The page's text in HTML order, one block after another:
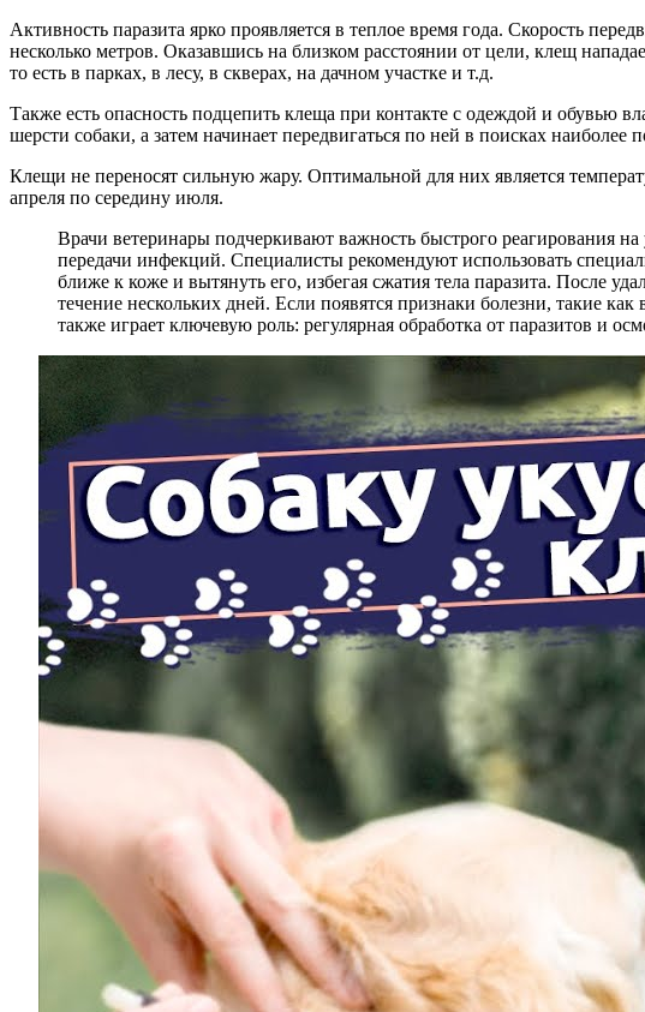
Активность паразита ярко проявляется в теплое время года. Скорость
несколько метров. Оказавшись на близком расстоянии от цели, клещ
то есть в парках, в лесу, в скверах, на дачном участке и т.д.
Также есть опасность подцепить клеща при контакте с одеждой и обувью
шерсти собаки, а затем начинает передвигаться по ней в поисках
Клещи не переносят сильную жару. Оптимальной для них является
апреля по середину июля.
Врачи ветеринары подчеркивают важность быстрого реагирования
передачи инфекций. Специалисты рекомендуют использовать
ближе к коже и вытянуть его, избегая сжатия тела паразита. После
течение нескольких дней. Если появятся признаки болезни, такие
также играет ключевую роль: регулярная обработка от паразитов и